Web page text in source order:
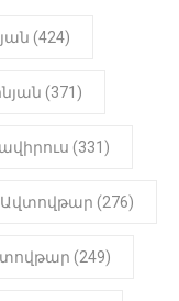
համար
(424)
(371)
(331)
(276)
(249)